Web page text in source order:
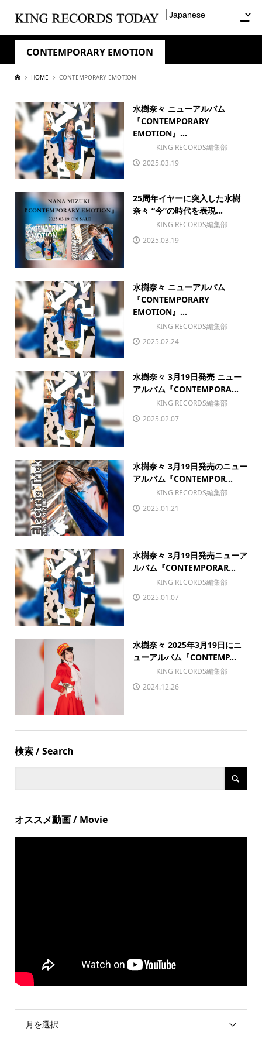
CONTEMPORARY EMOTION
HOME CONTEMPORARY EMOTION
水樹奈々 ニューアルバム
『CONTEMPORARY
EMOTION』...
KING RECORDS編集部
2025.03.19
25周年イヤーに突入した水樹
奈々 “今”の時代を表現...
KING RECORDS編集部
2025.03.19
水樹奈々 ニューアルバム
『CONTEMPORARY
EMOTION』...
KING RECORDS編集部
2025.02.24
水樹奈々 3月19日発売 ニュー
アルバム『CONTEMPORA...
KING RECORDS編集部
2025.02.07
水樹奈々 3月19日発売のニュー
アルバム『CONTEMPOR...
KING RECORDS編集部
2025.01.21
水樹奈々 3月19日発売ニューア
ルバム『CONTEMPORAR...
KING RECORDS編集部
2025.01.07
水樹奈々 2025年3月19日にニ
ューアルバム『CONTEMP...
KING RECORDS編集部
2024.12.26
検索 / Search
オススメ動画 / Movie
月を選択